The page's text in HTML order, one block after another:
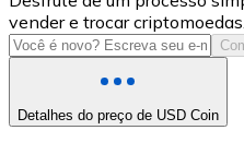
USDC
vender e trocar criptomoedas.
Detalhes do preço de USD Coin